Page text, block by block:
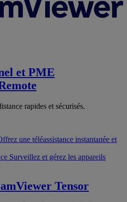
et PME
rapides et sécurisés.
une téléassistance instantanée et
Surveillez et gérez les appareils
Tensor